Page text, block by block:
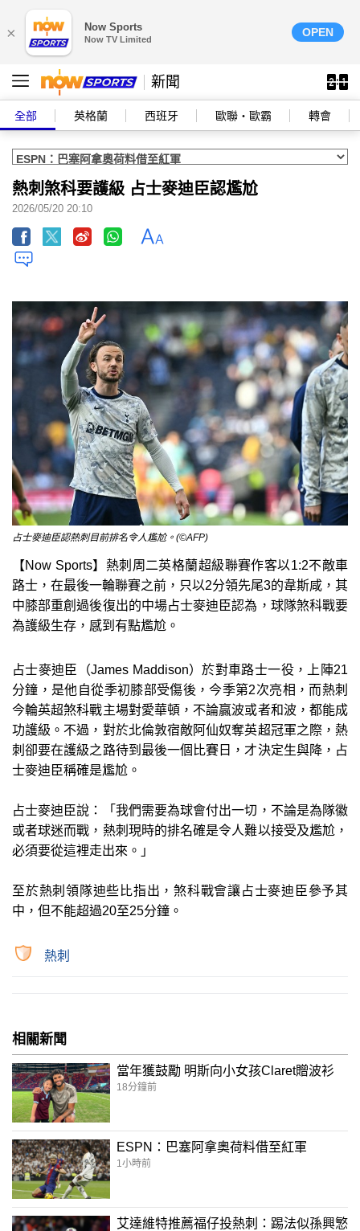
× Now Sports
Now TV Limited
OPEN
新聞
全部 英格蘭 西班牙 歐聯‧歐霸 轉會
熱刺煞科要護級 占士麥迪臣認尷尬
2026/05/20 20:10
占士麥迪臣認熱刺目前排名令人尷尬。(©AFP)
【Now Sports】熱刺周二英格蘭超級聯賽作客以1:2不敵車
路士，在最後一輪聯賽之前，只以2分領先尾3的韋斯咸，其
中膝部重創過後復出的中場占士麥迪臣認為，球隊煞科戰要
為護級生存，感到有點尷尬。
占士麥迪臣（James Maddison）於對車路士一役，上陣21
分鐘，是他自從季初膝部受傷後，今季第2次亮相，而熱刺
今輪英超煞科戰主場對愛華頓，不論贏波或者和波，都能成
功護級。不過，對於北倫敦宿敵阿仙奴奪英超冠軍之際，熱
刺卻要在護級之路待到最後一個比賽日，才決定生與降，占
士麥迪臣稱確是尷尬。
占士麥迪臣說：「我們需要為球會付出一切，不論是為隊徽
或者球迷而戰，熱刺現時的排名確是令人難以接受及尷尬，
必須要從這裡走出來。」
至於熱刺領隊迪些比指出，煞科戰會讓占士麥迪臣參予其
中，但不能超過20至25分鐘。
熱刺
相關新聞
當年獲鼓勵 明斯向小女孩Claret贈波衫
18分鐘前
ESPN：巴塞阿拿奧荷料借至紅軍
1小時前
艾達維特推薦福仔投熱刺：踢法似孫興慜